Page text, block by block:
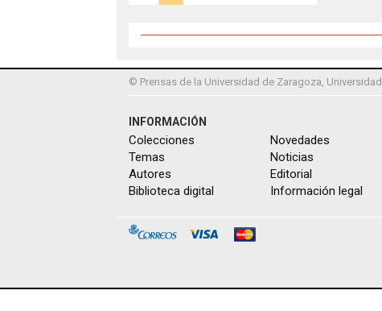
© Prensas de la Universidad de Zaragoza, Universidad
INFORMACIÓN
Colecciones
Temas
Autores
Biblioteca digital
Novedades
Noticias
Editorial
Información legal